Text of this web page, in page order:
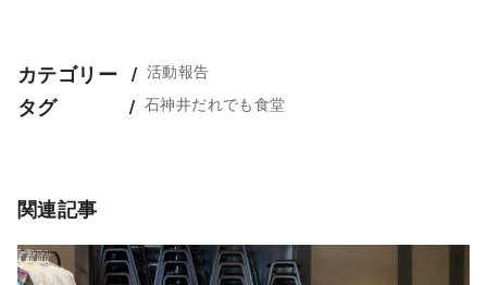
カテゴリー 活動報告
タグ 石神井だれでも食堂
関連記事